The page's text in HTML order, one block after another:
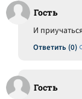
Гость
Ответить (0)
И
Гость